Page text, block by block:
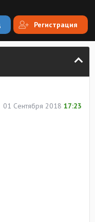
Регистрация
01 Сентября 2018 17:23